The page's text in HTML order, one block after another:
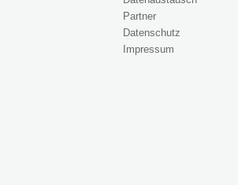
Partner
Datenschutz
Impressum